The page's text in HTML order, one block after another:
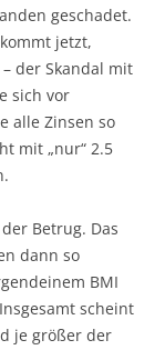
geschadet.
jetzt,
der Skandal mit
sich vor
alle Zinsen so
mit „nur“ 2.5
Betrug. Das
dann so
BMI
scheint
je größer der